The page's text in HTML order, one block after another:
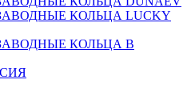
КОЛЬЦА LUCKY
КОЛЬЦА В